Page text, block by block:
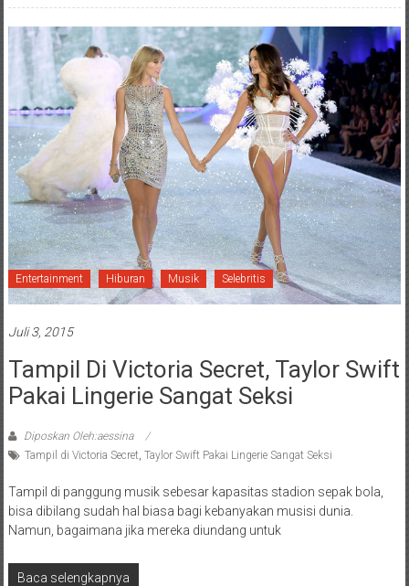
Entertainment Hiburan Musik Selebritis
Juli 3, 2015
Tampil Di Victoria Secret, Taylor Swift
Pakai Lingerie Sangat Seksi
Diposkan Oleh:aessina
Tampil di Victoria Secret Taylor Swift Pakai Lingerie Sangat Seksi
Tampil di panggung musik sebesar kapasitas stadion sepak bola,
bisa dibilang sudah hal biasa bagi kebanyakan musisi dunia.
Namun, bagaimana jika mereka diundang untuk
Baca selengkapnya